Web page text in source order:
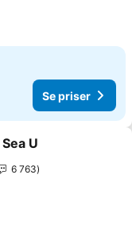
Se priser
U
6 763